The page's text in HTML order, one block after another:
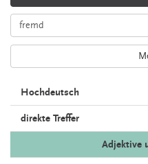
Hochdeutsch
direkte Treffer
Adjektive